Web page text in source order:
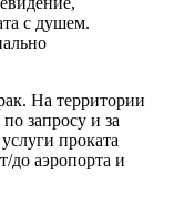
с душем.
На территории
запросу и за
проката
до аэропорта и